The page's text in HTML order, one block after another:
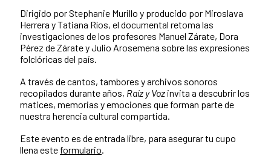
Dirigido por Stephanie Murillo y producido por Miroslava
Herrera y Tatiana Ríos, el documental retoma las
investigaciones de los profesores Manuel Zárate, Dora
Pérez de Zárate y Julio Arosemena sobre las expresiones
folclóricas del país.
A través de cantos, tambores y archivos sonoros
recopilados durante años, Raíz y Voz invita a descubrir los
matices, memorias y emociones que forman parte de
nuestra herencia cultural compartida.
Este evento es de entrada libre, para asegurar tu cupo
llena este formulario.